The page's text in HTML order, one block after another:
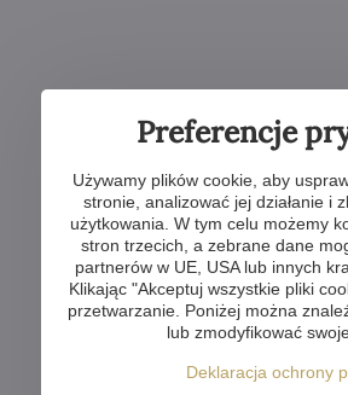
Preferencje
Używamy plików cookie, aby
stronie, analizować jej działanie i
użytkowania. W tym celu możemy
stron trzecich, a zebrane dane
partnerów w UE, USA lub innych
Klikając "Akceptuj wszystkie pliki
przetwarzanie. Poniżej można
lub zmodyfikować
Deklaracja ochrony